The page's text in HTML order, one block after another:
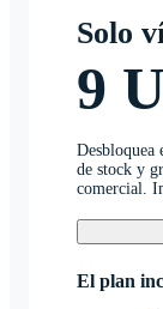
Solo
9
Desbloquea
de stock y
comercial.
El plan